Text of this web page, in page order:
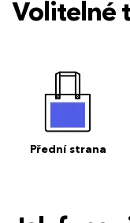
Volitelné
Přední strana